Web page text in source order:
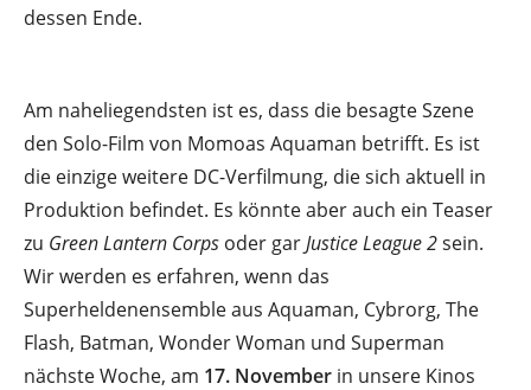
dessen Ende.
Am naheliegendsten ist es, dass die besagte Szene
den Solo-Film von Momoas Aquaman betrifft. Es ist
die einzige weitere DC-Verfilmung, die sich aktuell in
Produktion befindet. Es könnte aber auch ein Teaser
zu Green Lantern Corps oder garJustice League 2sein.
Wir werden es erfahren, wenn das
Superheldenensemble aus Aquaman, Cybrorg, The
Flash, Batman, Wonder Woman und Superman
nächste Woche, am 17. November in unsere Kinos